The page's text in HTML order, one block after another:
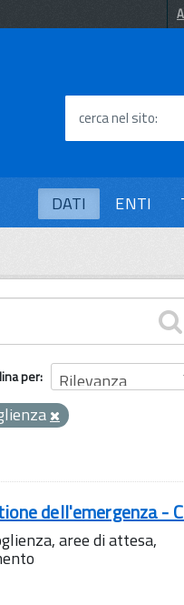
cerca nel sito
DATI ENTI
per
dell'emergenza -
aree di attesa,